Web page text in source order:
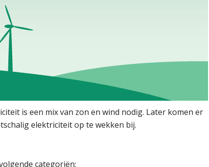
is een mix van zon en wind nodig. Later komen er
elektriciteit op te wekken bij.
categoriën: